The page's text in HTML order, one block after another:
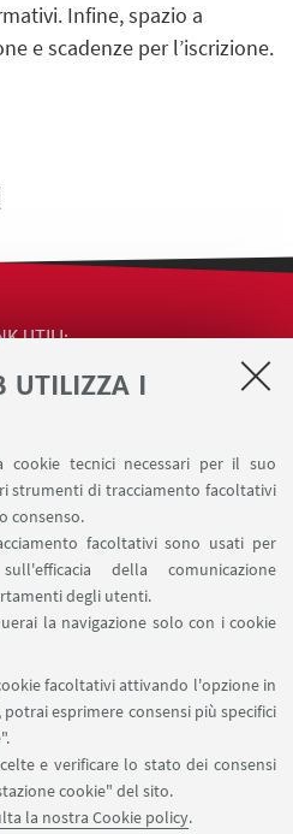
UTILIZZA I
tecnici necessari per il suo
strumenti di tracciamento facoltativi
consenso.
facoltativi sono usati per
della comunicazione
degli utenti.
la navigazione solo con i cookie
facoltativi attivando l'opzione in
esprimere consensi più specifici
e verificare lo stato dei consensi
cookie" del sito.
la nostra Cookie policy.
Infine, spazio a
e scadenze per l’iscrizione.
UTILI
ai docenti)
servizi
SU:
UNIBO SU:
APP: